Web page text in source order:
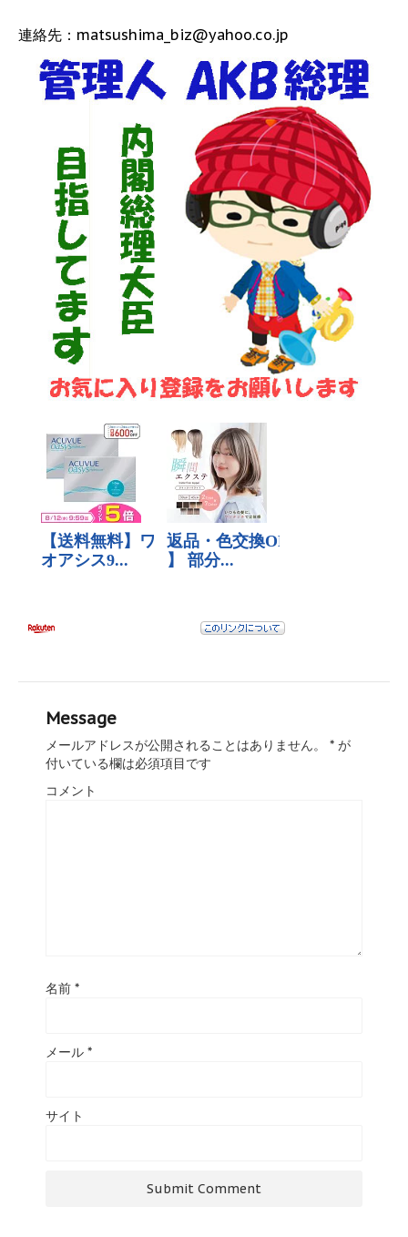
連絡先：matsushima_biz@yahoo.co.jp
Message
メールアドレスが公開されることはありません。 * が
付いている欄は必須項目です
コメント
名前 *
メール *
サイト